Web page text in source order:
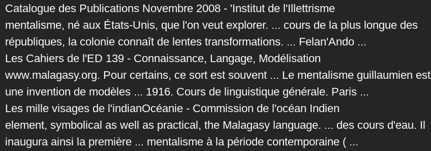
Catalogue des Publications Novembre 2008 - 'Institut de l'Illettrisme
mentalisme, né aux États-Unis, que l'on veut explorer. ... cours de la plus longue des
républiques, la colonie connaît de lentes transformations. ... Felan'Ando ...
Les Cahiers de l'ED 139 - Connaissance, Langage, Modélisation
www.malagasy.org. Pour certains, ce sort est souvent ... Le mentalisme guillaumien est
une invention de modèles ... 1916. Cours de linguistique générale. Paris ...
Les mille visages de l'indianOcéanie - Commission de l'océan Indien
element, symbolical as well as practical, the Malagasy language. ... des cours d'eau. Il
inaugura ainsi la première ... mentalisme à la période contemporaine ( ...